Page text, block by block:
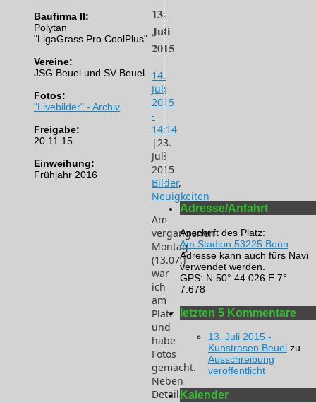
13.
Juli
2015
14.
Juli
2015
-
14:14
| 28.
Juli
2015
Bilder,
Neuigkeiten
Am
vergangenen
Montag
(13.07.)
war
ich
am
Platz
und
habe
Fotos
gemacht.
Neben
Detailaufnahmen
Baufirma II:
Polytan
"LigaGrass Pro CoolPlus"
Vereine:
JSG Beuel und SV Beuel
Fotos:
"Livebilder" - Archiv
Freigabe:
20.11.15
Einweihung:
Frühjahr 2016
Adresse/Anfahrt
Anschrift des Platz:
Am Stadion 53225 Bonn
Adresse kann auch fürs Navi
verwendet werden.
GPS: N 50° 44.026 E 7°
7.678
letzten 5 Kommentare
13. Juli 2015 -
Kunstrasen Beuel zu
Ausschreibung
veröffentlicht
Kalender